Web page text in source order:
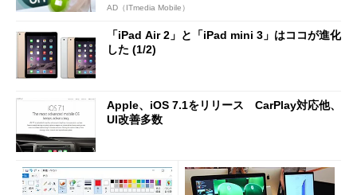
AD（ITmedia Mobile）
「iPad Air 2」と「iPad mini 3」はココが進化
した (1/2)
Apple、iOS 7.1をリリース CarPlay対応他、
UI改善多数